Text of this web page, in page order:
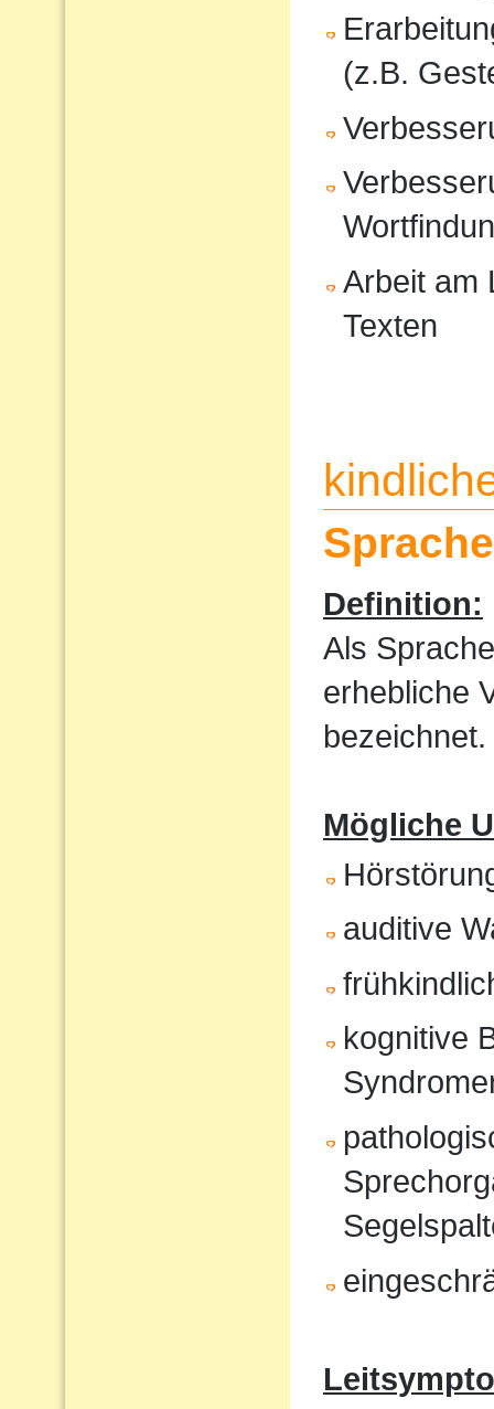
(z.B.
Arbeit am
Texten
Definition:
Als
erhebliche
bezeichnet.
Mögliche
auditive
kognitive